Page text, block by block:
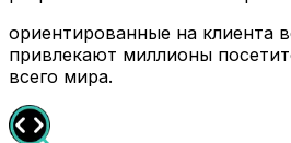
ориентированные на клиента
привлекают миллионы
всего мира.